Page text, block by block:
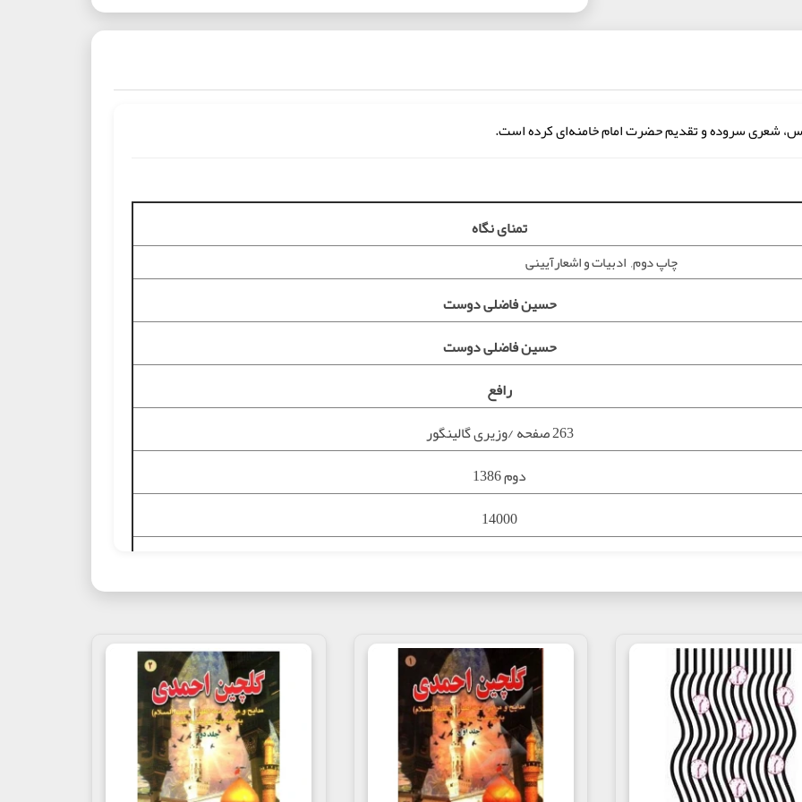
شعری سروده و تقدیم حضرت امام خامنه‌ای کرده است.
تمنای نگاه
چاپ دوم, ادبیات و اشعارآیینی
حسین فاضلی دوست
حسین فاضلی دوست
رافع
263 صفحه /وزیری گالینگور
دوم 1386
14000
اینترنتی کتاب تمنای نگاه, حسین فاضلی دوست, انتشارات رافع, خرید کتاب تمنای نگاه, خلاصه کتاب تمنای نگاه
شعری سروده و تقدیم حضرت امام خامنه‌ای کرده است.